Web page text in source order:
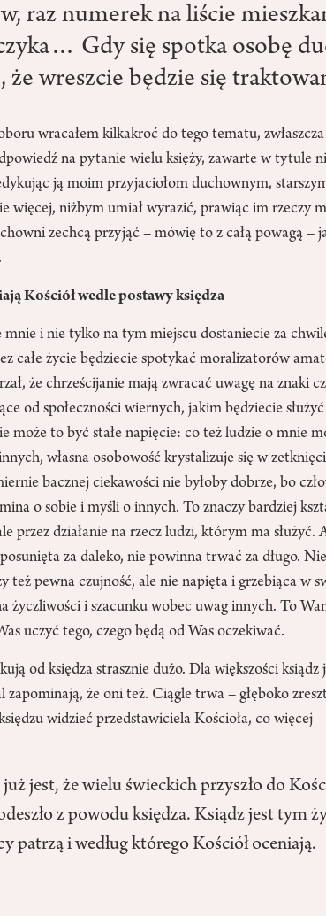
raz numerek na liście
Gdy się spotka osobę
że wreszcie będzie się
wracałem kilkakroć do tego tematu,
na pytanie wielu księży, zawarte w tytule
ją moim przyjaciołom duchownym,
więcej, niżbym umiał wyrazić, prawiąc im rzeczy
zechcą przyjąć – mówię to z całą powagą –
Kościół wedle postawy księdza
i nie tylko na tym miejscu dostaniecie za
całe życie będziecie spotykać moralizatorów
że chrześcijanie mają zwracać uwagę na znaki
od społeczności wiernych, jakim będziecie
może to być stałe napięcie: co też ludzie o mnie
własna osobowość krystalizuje się w
bacznej ciekawości nie byłoby dobrze, bo
o sobie i myśli o innych. To znaczy bardziej
przez działanie na rzecz ludzi, którym ma
za daleko, nie powinna trwać za długo.
też pewna czujność, ale nie napięta i grzebiąca w
życzliwości i szacunku wobec uwag innych. To
uczyć tego, czego będą od Was oczekiwać.
od księdza strasznie dużo. Dla większości
zapominają, że oni też. Ciągle trwa – głęboko
widzieć przedstawiciela Kościoła, co więcej
jest, że wielu świeckich przyszło do
z powodu księdza. Ksiądz jest tym
patrzą i według którego Kościół oceniają.